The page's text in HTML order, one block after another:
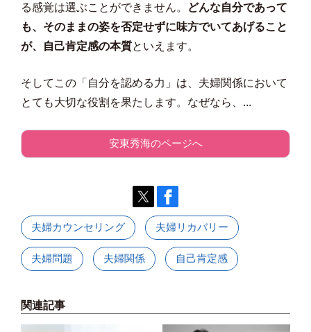
る感覚は選ぶことができません。
どんな自分であって
も、そのままの姿を否定せずに味方でいてあげること
が、自己肯定感の本質といえます。
そしてこの「自分を認める力」は、夫婦関係において
とても大切な役割を果たします。なぜなら、...
安東秀海のページへ
夫婦カウンセリング 夫婦リカバリー
夫婦問題 夫婦関係 自己肯定感
関連記事